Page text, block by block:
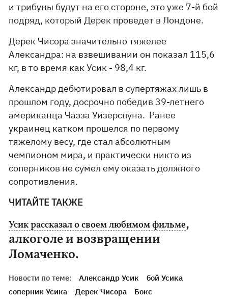
и трибуны будут на его стороне, это уже 7-й бой
подряд, который Дерек проведет в Лондоне.
Дерек Чисора значительно тяжелее
Александра: на взвешивании он показал 115,6
кг, в то время как Усик - 98,4 кг.
Александр дебютировал в супертяжах лишь в
прошлом году, досрочно победив 39-летнего
американца Чазза Уизерспуна. Ранее
украинец катком прошелся по первому
тяжелому весу, где стал абсолютным
чемпионом мира, и практически никто из
соперников не сумел ему оказать должного
сопротивления.
ЧИТАЙТЕ ТАКЖЕ
Усик рассказал о своем любимом фильме,
алкоголе и возвращении
Ломаченко.
Новости по теме: Александр Усик
бой Усика
соперник Усика
Дерек Чисора Бокс